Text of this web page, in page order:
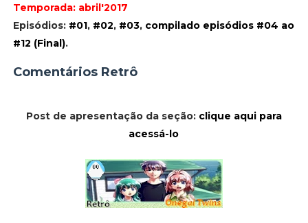
Temporada: abril'2017
Episódios: #01, #02, #03, compilado episódios #04 ao
#12 (Final).
Comentários Retrô
Post de apresentação da seção: clique aqui para
acessá-lo